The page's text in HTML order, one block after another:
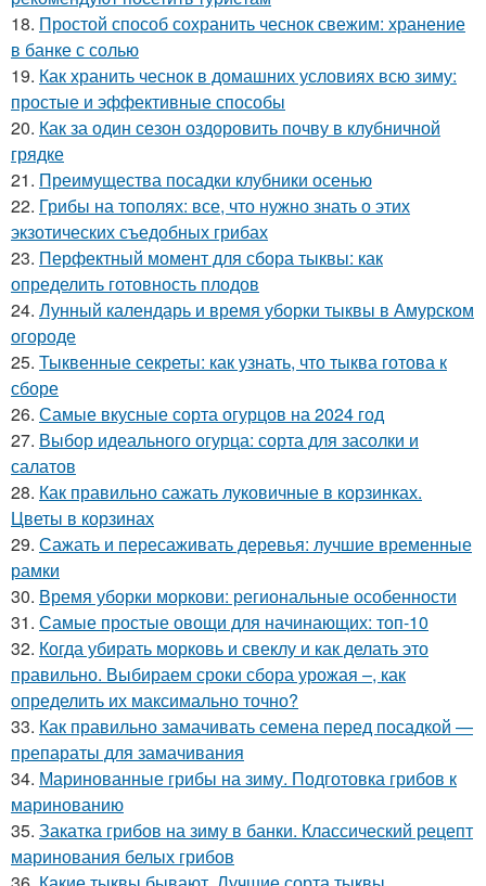
18. Простой способ сохранить чеснок свежим: хранение
в банке с солью
19. Как хранить чеснок в домашних условиях всю зиму:
простые и эффективные способы
20. Как за один сезон оздоровить почву в клубничной
грядке
21. Преимущества посадки клубники осенью
22. Грибы на тополях: все, что нужно знать о этих
экзотических съедобных грибах
23. Перфектный момент для сбора тыквы: как
определить готовность плодов
24. Лунный календарь и время уборки тыквы в Амурском
огороде
25. Тыквенные секреты: как узнать, что тыква готова к
сборе
26. Самые вкусные сорта огурцов на 2024 год
27. Выбор идеального огурца: сорта для засолки и
салатов
28. Как правильно сажать луковичные в корзинках.
Цветы в корзинах
29. Сажать и пересаживать деревья: лучшие временные
рамки
30. Время уборки моркови: региональные особенности
31. Самые простые овощи для начинающих: топ-10
32. Когда убирать морковь и свеклу и как делать это
правильно. Выбираем сроки сбора урожая –, как
определить их максимально точно?
33. Как правильно замачивать семена перед посадкой —
препараты для замачивания
34. Маринованные грибы на зиму. Подготовка грибов к
маринованию
35. Закатка грибов на зиму в банки. Классический рецепт
маринования белых грибов